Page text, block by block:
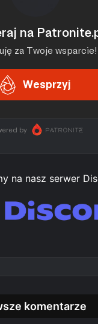
na nasz serwer
komentarze